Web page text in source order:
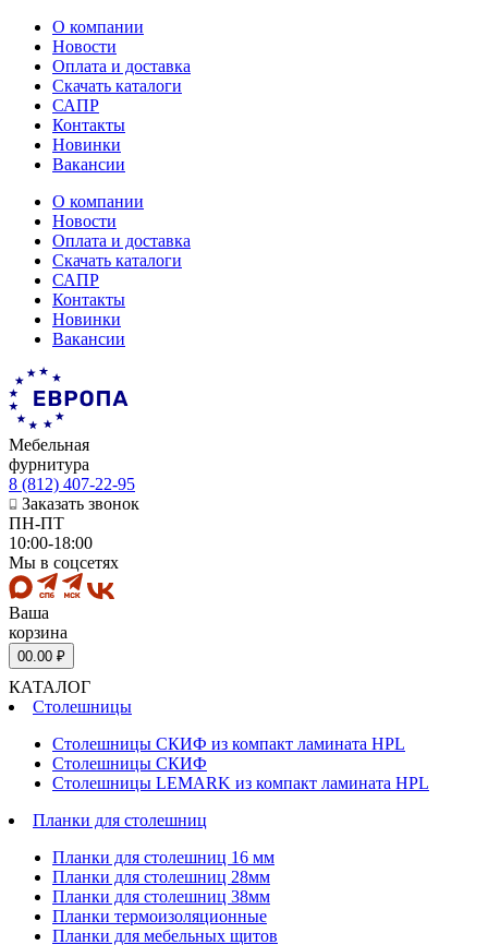
О компании
Новости
Оплата и доставка
Скачать каталоги
САПР
Контакты
Новинки
Вакансии
О компании
Новости
Оплата и доставка
Скачать каталоги
САПР
Контакты
Новинки
Вакансии
Мебельная
фурнитура
8 (812) 407-22-95
Заказать звонок
ПН-ПТ
10:00-18:00
Мы в соцсетях
Ваша
корзина
00.00 ₽
КАТАЛОГ
Столешницы
Столешницы СКИФ из компакт ламината HPL
Столешницы СКИФ
Столешницы LEMARK из компакт ламината HPL
Планки для столешниц
Планки для столешниц 16 мм
Планки для столешниц 28мм
Планки для столешниц 38мм
Планки термоизоляционные
Планки для мебельных щитов